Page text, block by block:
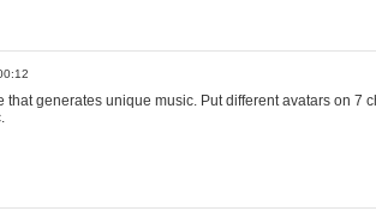
that generates unique music. Put different avatars on 7